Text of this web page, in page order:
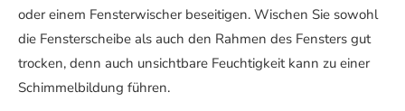
oder einem Fensterwischer beseitigen. Wischen Sie sowohl
die Fensterscheibe als auch den Rahmen des Fensters gut
trocken, denn auch unsichtbare Feuchtigkeit kann zu einer
Schimmelbildung führen.